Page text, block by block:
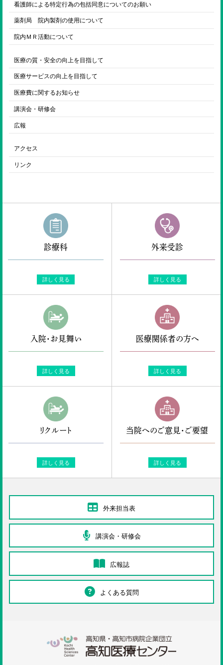
看護師による特定行為の包括同意についてのお願い
薬剤局 院内製剤の使用について
院内ＭＲ活動について
医療の質・安全の向上を目指して
医療サービスの向上を目指して
医療費に関するお知らせ
講演会・研修会
広報
アクセス
リンク
診療科
詳しく見る
外来受診
詳しく見る
入院・お見舞い
詳しく見る
医療関係者の方へ
詳しく見る
リクルート
詳しく見る
当院へのご意見・ご要望
詳しく見る
外来担当表
講演会・研修会
広報誌
よくある質問